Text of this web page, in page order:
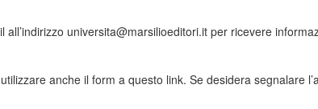
universita@marsilioeditori.it per ricevere
anche il form a questo link. Se desidera segnalare